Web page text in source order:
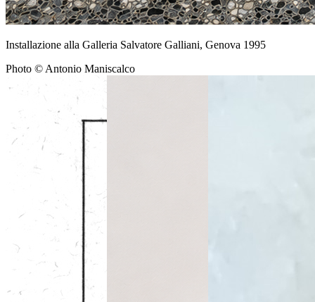
Installazione alla Galleria Salvatore Galliani, Genova 1995
Photo © Antonio Maniscalco